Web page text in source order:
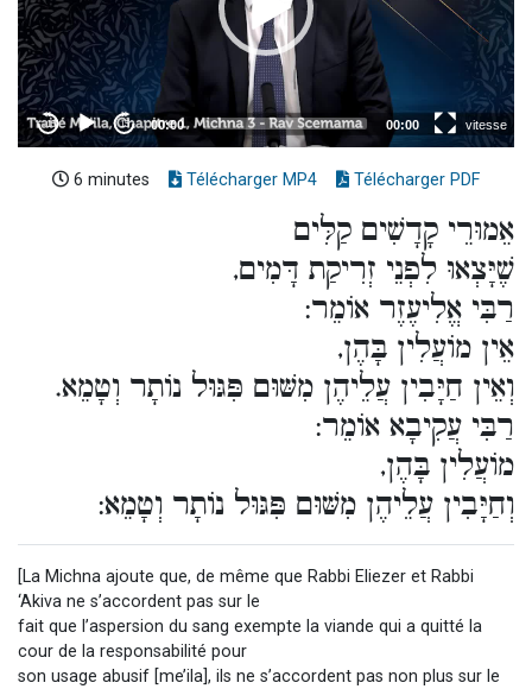
6 minutes Télécharger MP4 Télécharger PDF
אֵמוּרֵי קָדָשִׁים קַלִּים
שֶׁיָּצְאוּ לִפְנֵי זְרִיקַת דָּמִים,
רַבִּי אֱלִיעֶזֶר אוֹמֵר:
אֵין מוֹעֲלִין בָּהֶן,
וְאֵין חַיָּבִין עֲלֵיהֶן מִשּׁוּם פִּגּוּל נוֹתָר וְטָמֵא.
רַבִּי עֲקִיבָא אוֹמֵר:
מוֹעֲלִין בָּהֶן,
וְחַיָּבִין עֲלֵיהֶן מִשּׁוּם פִּגּוּל נוֹתָר וְטָמֵא:
[La Michna ajoute que, de même que Rabbi Eliezer et Rabbi
‘Akiva ne s’accordent pas sur le
fait que l’aspersion du sang exempte la viande qui a quitté la
cour de la responsabilité pour
son usage abusif [me’ila], ils ne s’accordent pas non plus sur le